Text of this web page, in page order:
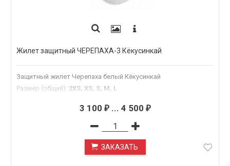
Жилет защитный ЧЕРЕПАХА-3 Кёкусинкай
Защитный жилет Черепаха белый Кёкусинкай
Размер (общий): 2XS, XS, S, M, L
3 100 ₽... 4 500 ₽
ЗАКАЗАТЬ